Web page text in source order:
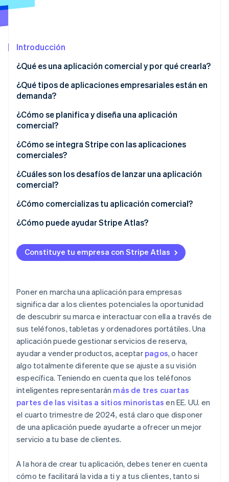
Constitución de una startup
Climate
Eliminación de dióxido de carbono
Identity
Verificación de identidad en línea
Sesiones de Stripe 2026
Mirar ahora
Stripe App Marketplace
Introducción
¿Qué es una aplicación comercial y por qué crearla?
¿Qué tipos de aplicaciones empresariales están en
demanda?
Programación y reservas
Pago y facturación
Gestión de proyectos
Soporte al cliente
¿Cómo se planifica y diseña una aplicación
comercial?
Identifica tu objetivo principal
Realiza un boceto de ’wireframes’
Elige una plataforma
Planifica tu presupuesto y cronograma
¿Cómo se integra Stripe con las aplicaciones
comerciales?
Para aplicaciones que aceptan pagos
Para aplicaciones que requieren seguridad
Para aplicaciones que planean expandirse
¿Por qué Stripe tiene sentido para las aplicaciones
comerciales?
¿Cuáles son los desafíos de lanzar una aplicación
comercial?
Adquisición y retención de usuarios
Errores técnicos
Seguridad y protección de datos
Reglas de las tiendas de aplicaciones
¿Cómo comercializas tu aplicación comercial?
Utiliza tu público existente
Alcance en redes sociales
Colaboraciones con influencers o socios
Interacción continua
¿Cómo puede ayudar Stripe Atlas?
Solicitud de ingreso a Atlas
Acepta pagos y operaciones bancarias antes de que
Compra de acciones del fundador sin efectivo
Declaración automática de la elección de
impuestos 83(b)
Documentos legales de empresas de primer nivel
Un año gratis de Stripe Payments, más $50,000 en
créditos y descuentos para socios
Constituye tu empresa con Stripe Atlas
Poner en marcha una aplicación para empresas
significa dar a los clientes potenciales la oportunidad
de descubrir su marca e interactuar con ella a través de
sus teléfonos, tabletas y ordenadores portátiles. Una
aplicación puede gestionar servicios de reserva,
ayudar a vender productos, aceptar pagos, o hacer
algo totalmente diferente que se ajuste a su visión
específica. Teniendo en cuenta que los teléfonos
inteligentes representarán más de tres cuartas
partes de las visitas a sitios minoristas en EE. UU. en
el cuarto trimestre de 2024, está claro que disponer
de una aplicación puede ayudarte a ofrecer un mejor
servicio a tu base de clientes.
A la hora de crear tu aplicación, debes tener en cuenta
cómo te facilitará la vida a ti y a tus clientes, tanto si